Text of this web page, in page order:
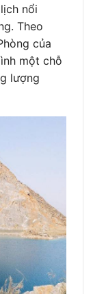
nổi
Theo
của
một chỗ
lượng